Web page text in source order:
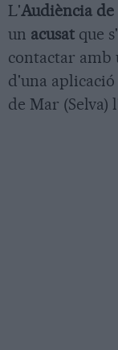
L'Audiència
un acusat que
contactar amb
d'una
de Mar (Selva)